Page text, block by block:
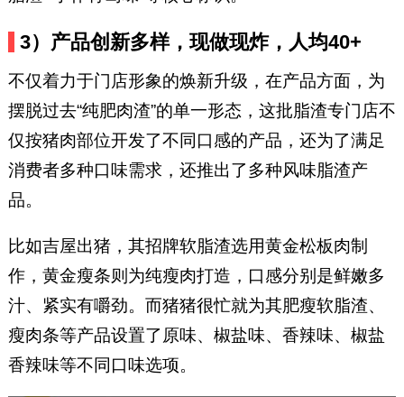
3）产品创新多样，现做现炸，人均40+
不仅着力于门店形象的焕新升级，在产品方面，为
摆脱过去“纯肥肉渣”的单一形态，这批脂渣专门店不
仅按猪肉部位开发了不同口感的产品，还为了满足
消费者多种口味需求，还推出了多种风味脂渣产
品。
比如吉屋出猪，其招牌软脂渣选用黄金松板肉制
作，黄金瘦条则为纯瘦肉打造，口感分别是鲜嫩多
汁、紧实有嚼劲。而猪猪很忙就为其肥瘦软脂渣、
瘦肉条等产品设置了原味、椒盐味、香辣味、椒盐
香辣味等不同口味选项。